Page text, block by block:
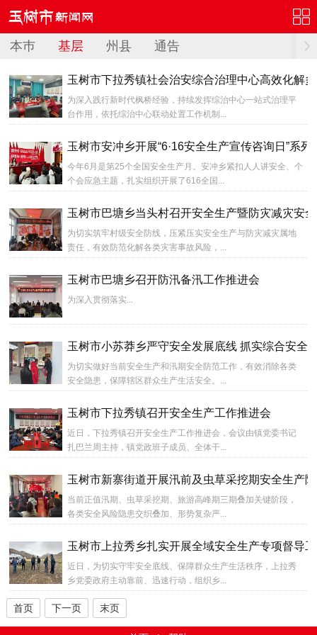
本巿 基层 州县 通告
玉树市下拉秀镇社会治安综合治理中心高效化解
为深入践行新时代枫桥经验，持续发挥综治中心一站式治理平
台作用，依托综治中心联动处置工作机制...
玉树市安冲乡开展“6·16安全生产宣传咨询日”系列
今年6月是第25个全国安全生产月。安冲乡紧扣人人讲安全、个
个会应急主题，扎实组织开展了616全国...
玉树市巴塘乡当头村召开安全生产暨防灾减灾安
为切实筑牢村级安全防线，压紧压实安全生产与防灾减灾属地
责任，有效防范化解各类灾害事故风险，...
玉树市巴塘乡召开防汛备汛工作推进会
为深入贯彻落实...
玉树市小苏莽乡严守安全发展底线 抓实综合安全
为切实做好当前安全生产和汛期安全防范工作，有效消除各类
安全隐患，保障辖区群众生产生活安全。...
玉树市下拉秀镇召开安全生产工作推进会
近日，下拉秀镇召开安全生产工作推进会，会议由镇党委书记
扎巴兰周主持，镇党政班子成员、全体干...
玉树市新寨街道开展汛前及虫草采挖期安全生产
当前正值汛期、虫草采挖期、旅游高峰期三期叠加关键阶段，
各类安全风险隐患交织叠加、形势复杂严...
玉树市上拉秀乡扎实开展全域安全生产专项督导
近日，为切实守牢安全底线、保障群众生产生活秩序，上拉秀
乡党委政府主动靠前、迅速行动，组织乡...
首页 下一页 末页